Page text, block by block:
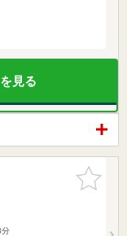
見る
お気に入
りに追加
分